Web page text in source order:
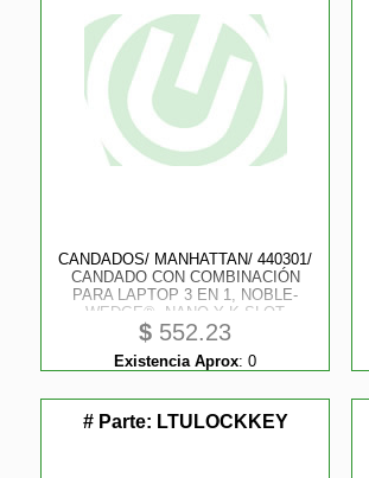
CANDADOS/ MANHATTAN/ 440301/
CANDADO CON COMBINACIÓN
PARA LAPTOP 3 EN 1, NOBLE-
WEDGE®, NANO Y K-SLOT
$ 552.23
Existencia Aprox: 0
# Parte: LTULOCKKEY